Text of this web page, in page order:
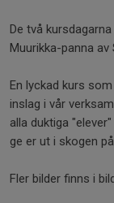
De två
Muurikka-panna av
En lyckad kurs
inslag i vår
alla duktiga
ge er ut i skogen
Fler bilder finns i